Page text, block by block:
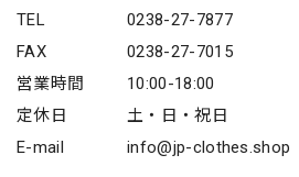
TEL
0238-27-7877
FAX
0238-27-7015
営業時間
10:00-18:00
定休日
土・日・祝日
E-mail
info@jp-clothes.shop